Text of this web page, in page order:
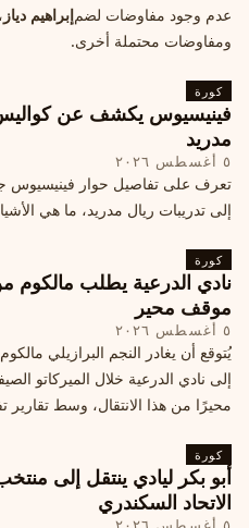
عدم وجود مفاوضات لضمإبراهيم دياز
ومفاوضات محتملة أخرى.
كورة
فينيسيوس يكشف عن كواليس
مدريد
٥ أغسطس ٢٠٢٦
تعرف على تفاصيل حوار فينيسيوس
إلى تدريبات ريال مدريد، ما هي
كورة
نادي الدرعية يطلب مالكوم
موقف محير
٥ أغسطس ٢٠٢٦
يُتوقع أن يغادر النجم البرازيلي
إلى نادي الدرعية خلال الميركاتو
محيرًا من هذا الانتقال، وسط تقارير
كورة
أبو بكر ليادي ينتقل إلى
الاتحاد السكندري